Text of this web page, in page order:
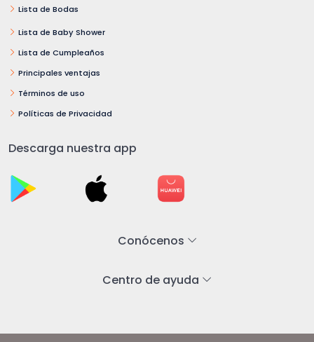
Lista de Bodas
Lista de Baby Shower
Lista de Cumpleaños
Principales ventajas
Términos de uso
Políticas de Privacidad
Descarga nuestra app
Conócenos
Centro de ayuda